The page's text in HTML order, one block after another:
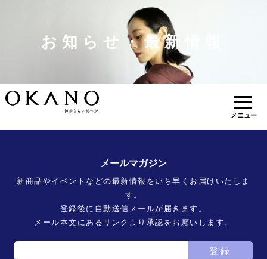
お知らせ・最新情報
メニュー
メールマガジン
新商品やイベントなどの最新情報をいち早くお届けいたしま
す。
登録後に自動送信メールが届きます。
メール本文にあるリンクより承認をお願いします。
登録